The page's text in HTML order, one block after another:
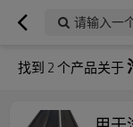
请输入一
找到 2个产品关于